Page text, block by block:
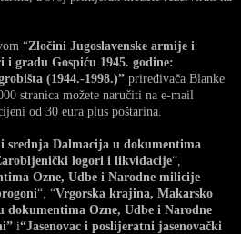
“Zločini Jugoslavenske armije i
gradu Gospiću 1945. godine:
(1944.-1998.)” priređivača Blanke
stranica možete naručiti na e-mail
od 30 eura plus poštarina.
srednja Dalmacija u dokumentima
logori i likvidacije“,
Ozne, Udbe i Narodne milicije
“, “Vrgorska krajina, Makarsko
Ozne, Udbe i Narodne
i“Jasenovac i poslijeratni jasenovački